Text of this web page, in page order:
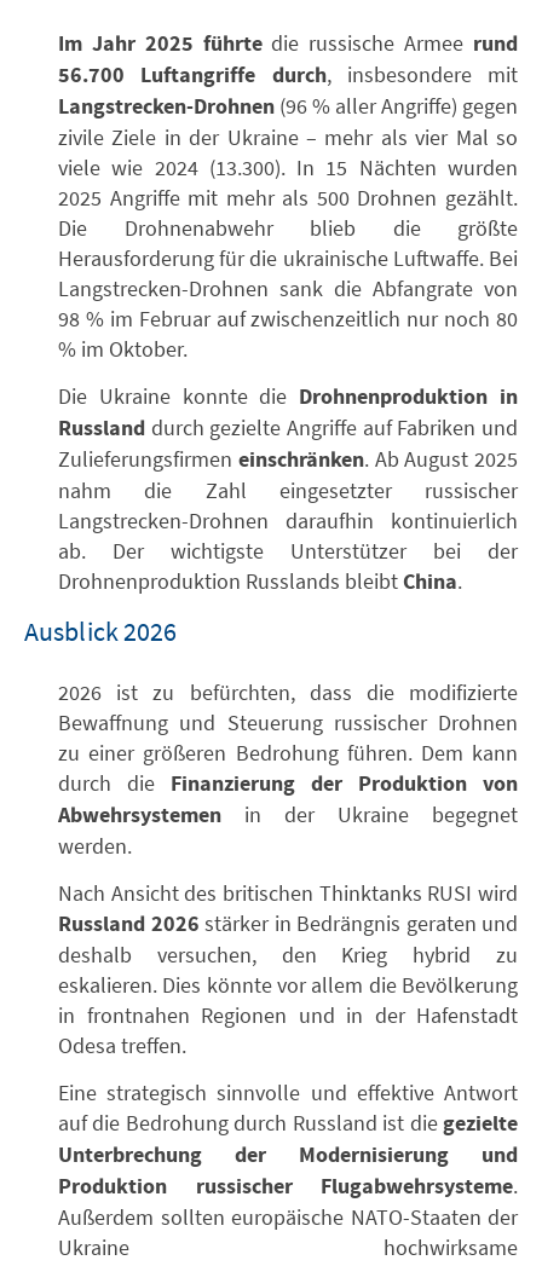
Im Jahr 2025 führtedie russische Armee rund
56.700 Luftangriffe durch, insbesondere mit
Langstrecken-Drohnen (96 % aller Angriffe) gegen
zivile Ziele in der Ukraine – mehr als vier Mal so
viele wie 2024 (13.300). In 15 Nächten wurden
2025 Angriffe mit mehr als 500 Drohnen gezählt.
Die Drohnenabwehr blieb die größte
Herausforderung für die ukrainische Luftwaffe. Bei
Langstrecken-Drohnen sank die Abfangrate von
98 % im Februar auf zwischenzeitlich nur noch 80
% im Oktober.
Die Ukraine konnte die Drohnenproduktion in
Russland durch gezielte Angriffe auf Fabriken und
Zulieferungsfirmen einschränken. Ab August 2025
nahm die Zahl eingesetzter russischer
Langstrecken-Drohnen daraufhin kontinuierlich
ab. Der wichtigste Unterstützer bei der
Drohnenproduktion Russlands bleibtChina.
Ausblick 2026
2026 ist zu befürchten, dass die modifizierte
Bewaffnung und Steuerung russischer Drohnen
zu einer größeren Bedrohung führen. Dem kann
durch die Finanzierung der Produktion von
Abwehrsystemen in der Ukraine begegnet
werden.
Nach Ansicht des britischen Thinktanks RUSI wird
Russland 2026 stärker in Bedrängnis geraten und
deshalb versuchen, den Krieg hybrid zu
eskalieren. Dies könnte vor allem die Bevölkerung
in frontnahen Regionen und in der Hafenstadt
Odesa treffen.
Eine strategisch sinnvolle und effektive Antwort
auf die Bedrohung durch Russland ist diegezielte
Unterbrechung der Modernisierung und
Produktion russischer Flugabwehrsysteme.
Außerdem sollten europäische NATO-Staaten der
Ukraine hochwirksame